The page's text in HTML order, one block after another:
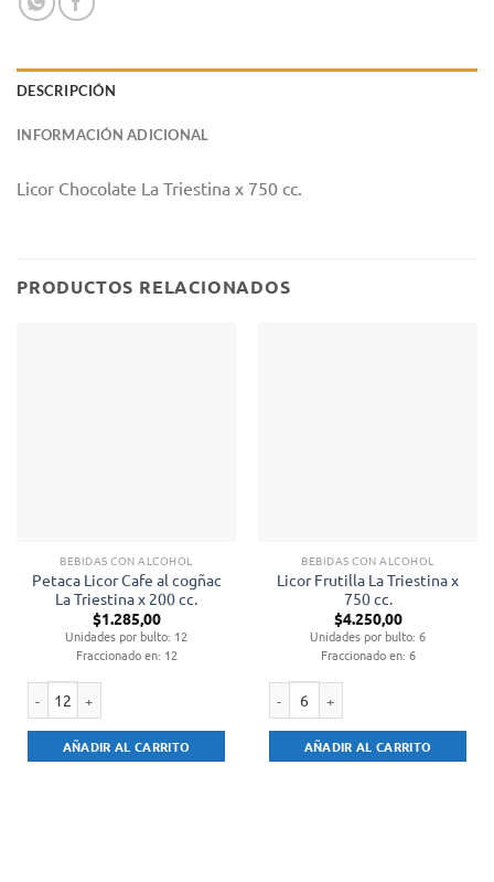
DESCRIPCIÓN
INFORMACIÓN ADICIONAL
Licor Chocolate La Triestina x 750 cc.
PRODUCTOS RELACIONADOS
BEBIDAS CON ALCOHOL
Petaca Licor Cafe al cogñac
La Triestina x 200 cc.
$1.285,00
Unidades por bulto: 12
Fraccionado en: 12
AÑADIR AL CARRITO
BEBIDAS CON ALCOHOL
Licor Frutilla La Triestina x
750 cc.
$4.250,00
Unidades por bulto: 6
Fraccionado en: 6
AÑADIR AL CARRITO